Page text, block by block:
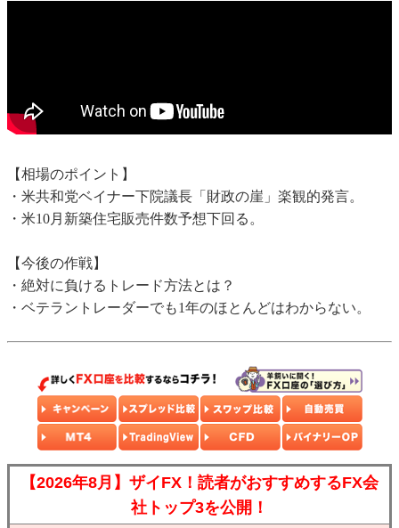
【相場のポイント】
・米共和党ベイナー下院議長「財政の崖」楽観的発言。
・米10月新築住宅販売件数予想下回る。
【今後の作戦】
・絶対に負けるトレード方法とは？
・ベテラントレーダーでも1年のほとんどはわからない。
【2026年8月】ザイFX！読者がおすすめするFX会
社トップ3を公開！